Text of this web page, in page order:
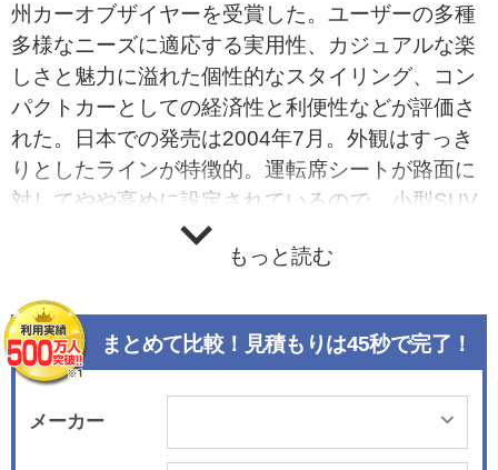
州カーオブザイヤーを受賞した。ユーザーの多種
多様なニーズに適応する実用性、カジュアルな楽
しさと魅力に溢れた個性的なスタイリング、コン
パクトカーとしての経済性と利便性などが評価さ
れた。日本での発売は2004年7月。外観はすっき
りとしたラインが特徴的。運転席シートが路面に
対してやや高めに設定されているので、小型SUV
のような良好な視界や開放感も確保している。計
器やスイッチ類は使いやすくデザイン・配置さ
1.2リッターのSOHC。トランスミッションはデュ
アロジックと呼ぶATモード付き5速シーケンシャ
ルが装着される。2ペダルでマニュアル車にもAT
車にもなるものだ。2005年3月にはパンダの最上
級モデルとして14インチアロイホイールやスカイ
もっと読む
まとめて比較！見積もりは45秒で完了！
メーカー